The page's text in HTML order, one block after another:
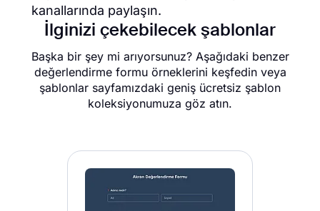
kanallarında paylaşın.
İlginizi çekebilecek şablonlar
Başka bir şey mi arıyorsunuz? Aşağıdaki benzer
değerlendirme formu örneklerini keşfedin veya
şablonlar sayfamızdaki geniş ücretsiz şablon
koleksiyonumuza göz atın.